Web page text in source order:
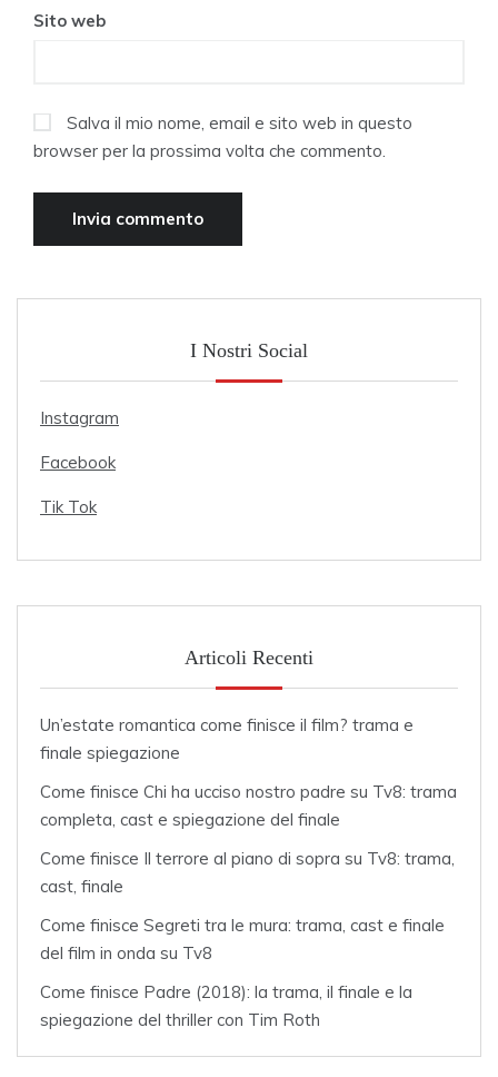
Sito web
Salva il mio nome, email e sito web in questo
browser per la prossima volta che commento.
I Nostri Social
Instagram
Facebook
Tik Tok
Articoli Recenti
Un’estate romantica come finisce il film? trama e
finale spiegazione
Come finisce Chi ha ucciso nostro padre su Tv8: trama
completa, cast e spiegazione del finale
Come finisce Il terrore al piano di sopra su Tv8: trama,
cast, finale
Come finisce Segreti tra le mura: trama, cast e finale
del film in onda su Tv8
Come finisce Padre (2018): la trama, il finale e la
spiegazione del thriller con Tim Roth